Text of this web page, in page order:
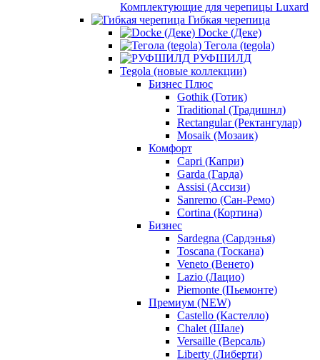
Комплектующие для черепицы Luxard
Гибкая черепица
Docke (Деке)
Тегола (tegola)
РУФШИЛД
Tegola (новые коллекции)
Бизнес Плюс
Gothik (Готик)
Traditional (Традишнл)
Rectangular (Ректангулар)
Mosaik (Мозаик)
Комфорт
Capri (Капри)
Garda (Гарда)
Assisi (Ассизи)
Sanremo (Сан-Ремо)
Cortina (Кортина)
Бизнес
Sardegna (Сардэнья)
Toscana (Тоскана)
Veneto (Венето)
Lazio (Лацио)
Piemonte (Пьемонте)
Премиум (NEW)
Castello (Кастелло)
Chalet (Шале)
Versaille (Версаль)
Liberty (Либерти)